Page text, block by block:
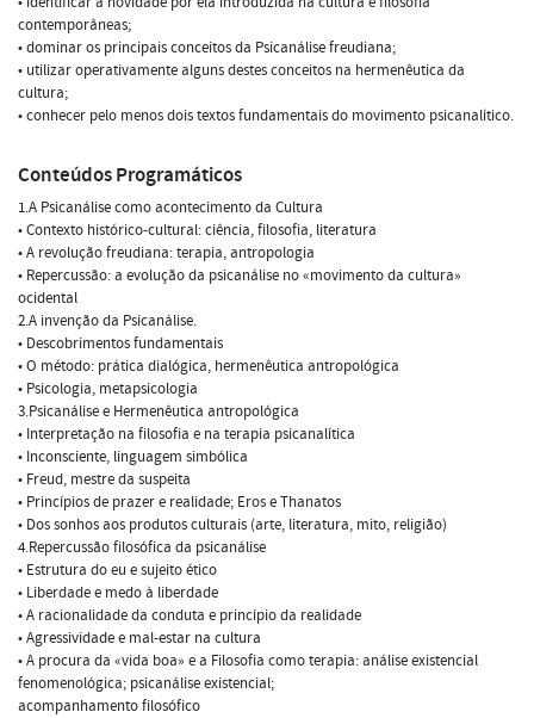
contemporâneas;
• dominar os principais conceitos da Psicanálise freudiana;
• utilizar operativamente alguns destes conceitos na hermenêutica da
cultura;
• conhecer pelo menos dois textos fundamentais do movimento psicanalítico.
Conteúdos Programáticos
1.A Psicanálise como acontecimento da Cultura
• Contexto histórico-cultural: ciência, filosofia, literatura
• A revolução freudiana: terapia, antropologia
• Repercussão: a evolução da psicanálise no «movimento da cultura»
ocidental
2.A invenção da Psicanálise.
• Descobrimentos fundamentais
• O método: prática dialógica, hermenêutica antropológica
• Psicologia, metapsicologia
3.Psicanálise e Hermenêutica antropológica
• Interpretação na filosofia e na terapia psicanalítica
• Inconsciente, linguagem simbólica
• Freud, mestre da suspeita
• Princípios de prazer e realidade; Eros e Thanatos
• Dos sonhos aos produtos culturais (arte, literatura, mito, religião)
4.Repercussão filosófica da psicanálise
• Estrutura do eu e sujeito ético
• Liberdade e medo à liberdade
• A racionalidade da conduta e princípio da realidade
• Agressividade e mal-estar na cultura
• A procura da «vida boa» e a Filosofia como terapia: análise existencial
fenomenológica; psicanálise existencial;
acompanhamento filosófico